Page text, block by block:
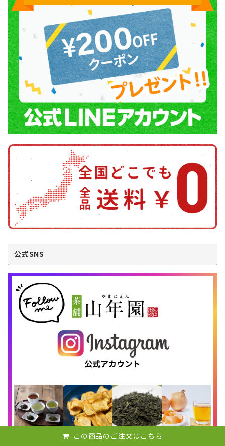
公式SNS
この商品のご注文はこちら